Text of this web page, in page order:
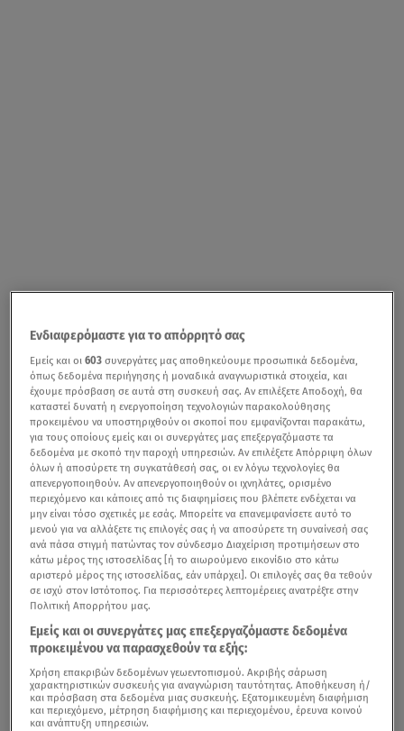
Ενδιαφερόμαστε για το απόρρητό σας
Εμείς και οι603 συνεργάτες μας αποθηκεύουμε προσωπικά δεδομένα,
όπως δεδομένα περιήγησης ή μοναδικά αναγνωριστικά στοιχεία, και
έχουμε πρόσβαση σε αυτά στη συσκευή σας. Αν επιλέξετε Αποδοχή, θα
καταστεί δυνατή η ενεργοποίηση τεχνολογιών παρακολούθησης
προκειμένου να υποστηριχθούν οι σκοποί που εμφανίζονται παρακάτω,
για τους οποίους εμείς και οι συνεργάτες μας επεξεργαζόμαστε τα
δεδομένα με σκοπό την παροχή υπηρεσιών. Αν επιλέξετε Απόρριψη όλων
όλων ή αποσύρετε τη συγκατάθεσή σας, οι εν λόγω τεχνολογίες θα
απενεργοποιηθούν. Αν απενεργοποιηθούν οι ιχνηλάτες, ορισμένο
περιεχόμενο και κάποιες από τις διαφημίσεις που βλέπετε ενδέχεται να
μην είναι τόσο σχετικές με εσάς. Μπορείτε να επανεμφανίσετε αυτό το
μενού για να αλλάξετε τις επιλογές σας ή να αποσύρετε τη συναίνεσή σας
ανά πάσα στιγμή πατώντας τον σύνδεσμο Διαχείριση προτιμήσεων στο
κάτω μέρος της ιστοσελίδας [ή το αιωρούμενο εικονίδιο στο κάτω
αριστερό μέρος της ιστοσελίδας, εάν υπάρχει]. Οι επιλογές σας θα τεθούν
σε ισχύ στον Ιστότοπος. Για περισσότερες λεπτομέρειες ανατρέξτε στην
Πολιτική Απορρήτου μας.
Εμείς και οι συνεργάτες μας επεξεργαζόμαστε δεδομένα
προκειμένου να παρασχεθούν τα εξής:
Χρήση επακριβών δεδομένων γεωεντοπισμού. Ακριβής σάρωση
χαρακτηριστικών συσκευής για αναγνώριση ταυτότητας. Αποθήκευση ή/
και πρόσβαση στα δεδομένα μιας συσκευής. Εξατομικευμένη διαφήμιση
και περιεχόμενο, μέτρηση διαφήμισης και περιεχομένου, έρευνα κοινού
και ανάπτυξη υπηρεσιών.